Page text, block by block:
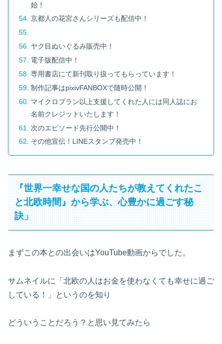
始！
京都人の花宮さんシリーズも配信中！
ヤク目ぬいぐるみ販売中！
電子版配信中！
専用書店にて新刊取り扱ってもらっています！
制作記事はpixivFANBOXで随時公開！
マイクロプラン以上支援してくれた人には同人誌にお
名前クレジットいたします！
次のエピソード先行公開中！
その他宣伝！LINEスタンプ発売中！
『世界一幸せな国の人たちが教えてくれたこ
と北欧時間』から学ぶ、心豊かに過ごす秘
訣」
まずこの本との出会いはYouTube動画からでした。
サムネイルに「北欧の人はお金を使わなくても幸せに過ご
している！」というのを知り
どういうことだろう？と思い見てみたら